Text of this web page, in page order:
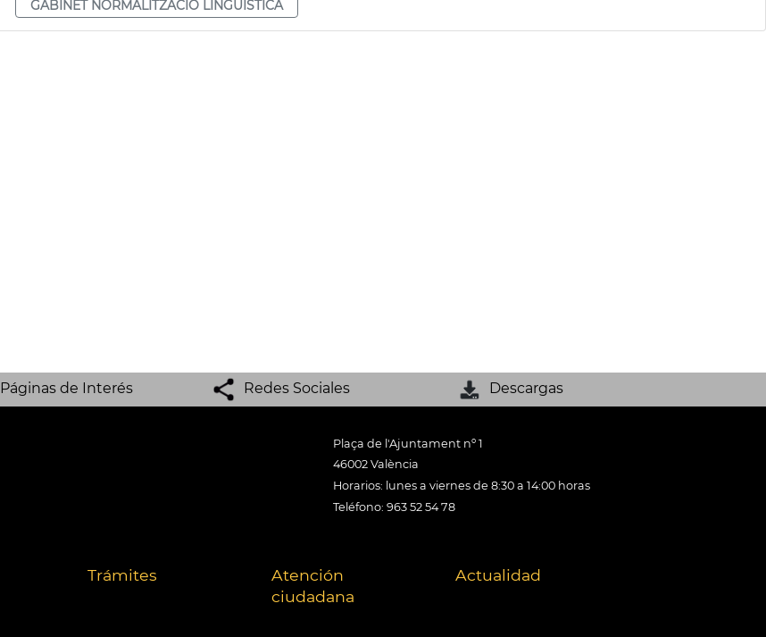
GABINET NORMALITZACIÓ LINGÜÍSTICA
Páginas de Interés Redes Sociales Descargas
Plaça de l'Ajuntament nº 1
46002 València
Horarios: lunes a viernes de 8:30 a 14:00 horas
Teléfono: 963 52 54 78
Trámites
Atención
ciudadana
Actualidad